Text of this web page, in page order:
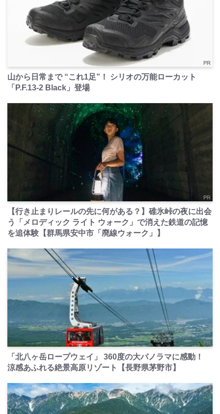
PR
山から日常まで “これ1足”！ シリオの万能ローカット
「P.F.13-2 Black」登場
PR
【行き止まりレールの先に何がある？】碓氷峠の夜に出会
う「メロディック ライト ウォーク」で消えた鉄道の記憶
を追体験【群馬県安中市「廃線ウォーク」】
PR
「北八ヶ岳ロープウェイ」 360度の大パノラマに感動！
涼感あふれる絶景高原リゾート【長野県茅野市】